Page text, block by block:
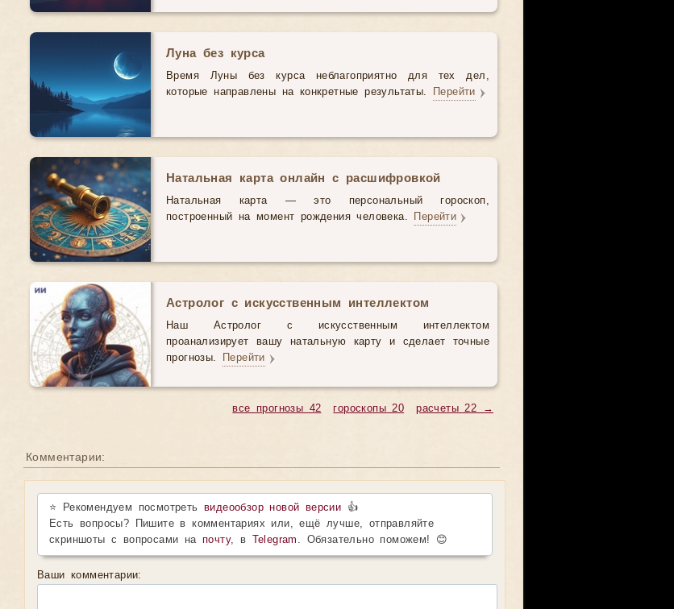
Луна без курса
Время Луны без курса неблагоприятно для тех дел,
которые направлены на конкретные результаты. Перейти
Натальная карта онлайн с расшифровкой
Натальная карта — это персональный гороскоп,
построенный на момент рождения человека. Перейти
Астролог с искусственным интеллектом
Наш Астролог с искусственным интеллектом
проанализирует вашу натальную карту и сделает точные
прогнозы. Перейти
расчеты 22 →
гороскопы 20
все прогнозы 42
Комментарии:
⭐ Рекомендуем посмотретьвидеообзор новой версии 👍
Есть вопросы? Пишите в комментариях или, ещё лучше, отправляйте
скриншоты с вопросами напочту, в Telegram . Обязательно поможем! 😊
Ваши комментарии: